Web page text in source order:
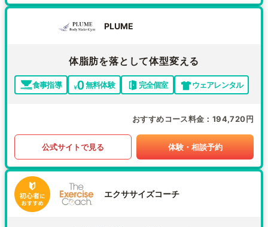
PLUME
体脂肪を落として体型変える
食事指導 無料体験 完全個室 ウェアレンタル
おすすめコース料金 194,720円
公式サイトで見る 体験・相談予約
エクササイズコーチ